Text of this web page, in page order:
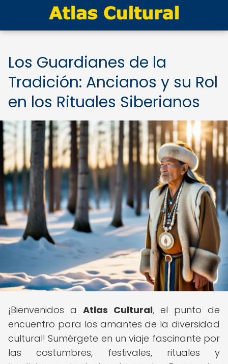
Los Guardianes de la
Tradición: Ancianos y su Rol
en los Rituales Siberianos
¡Bienvenidos a Atlas Cultural, el punto de
encuentro para los amantes de la diversidad
cultural! Sumérgete en un viaje fascinante por
las costumbres, festivales, rituales y